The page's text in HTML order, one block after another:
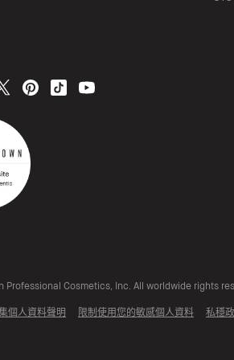
Professional Cosmetics, Inc. All worldwide rights
個人資料聲明 限制使用您的敏感個人資料 私穩